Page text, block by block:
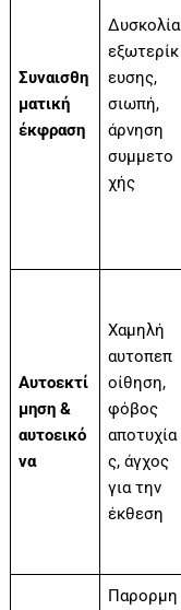
Συναισθη
ματική
έκφραση
Δυσκολία
εξωτερίκ
ευσης,
σιωπή,
άρνηση
συμμετο
χής
Αυτοεκτί
μηση &
αυτοεικό
να
Χαμηλή
αυτοπεπ
οίθηση,
φόβος
αποτυχία
ς, άγχος
για την
έκθεση
Παρορμη